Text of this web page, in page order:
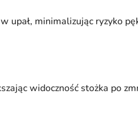
upał, minimalizując ryzyko
widoczność stożka po